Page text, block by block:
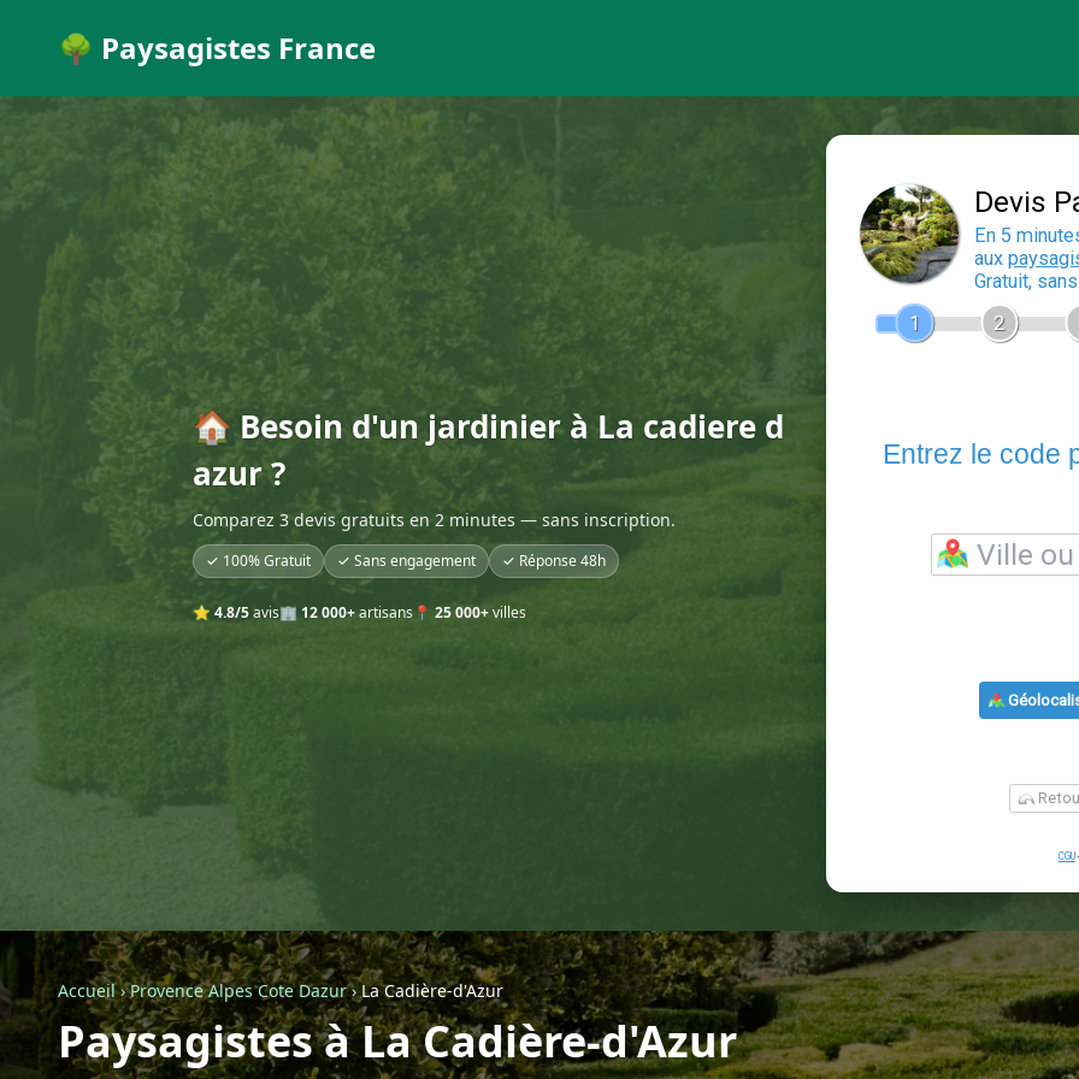
🌳 Paysagistes France
🏠 Besoin d'un jardinier à La cadiere d
azur ?
Comparez 3 devis gratuits en 2 minutes — sans inscription.
✓ 100% Gratuit ✓ Sans engagement ✓ Réponse 48h
⭐ 4.8/5avis🏢 12 000+artisans 📍 25 000+villes
Accueil›Provence Alpes Cote Dazur›La Cadière-d'Azur
Paysagistes à La Cadière-d'Azur